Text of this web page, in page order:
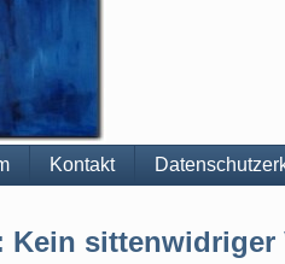
Kontakt
Kein sittenwidriger